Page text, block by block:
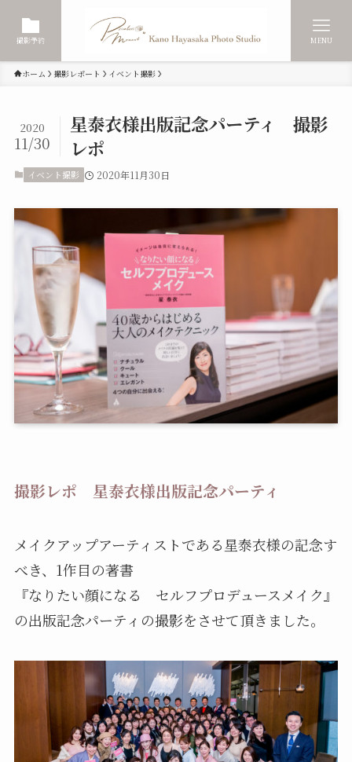
撮影予約 MENU
ホーム 撮影レポート イベント撮影
星泰衣様出版記念パーティ 撮影
レポ
2020
11/30
イベント撮影 2020年11月30日
撮影レポ 星泰衣様出版記念パーティ
メイクアップアーティストである星泰衣様の記念す
べき、1作目の著書
『なりたい顔になる セルフプロデュースメイク』
の出版記念パーティの撮影をさせて頂きました。